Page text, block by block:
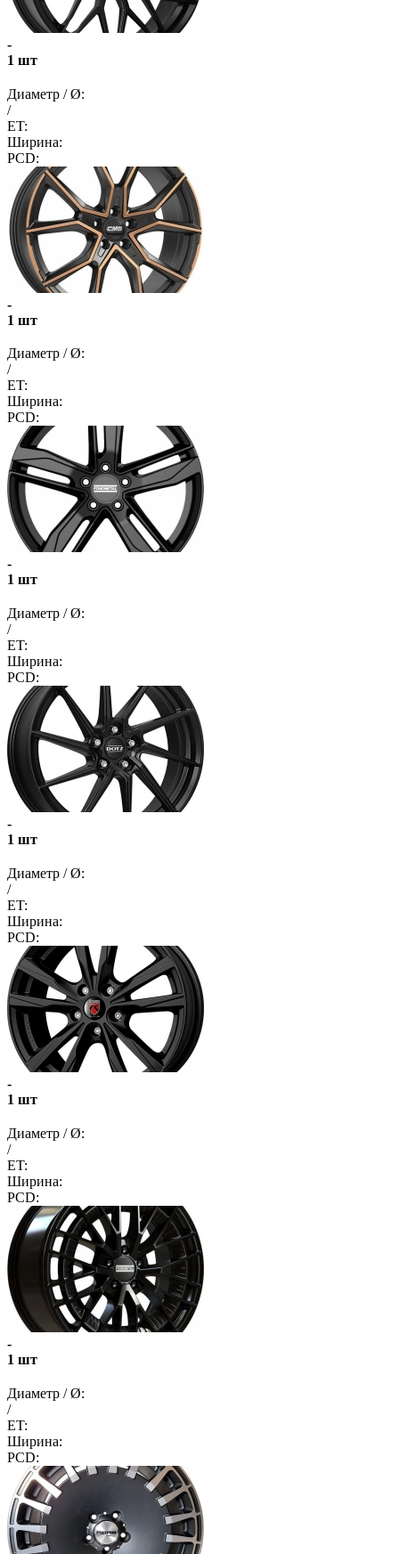
-
1 шт
Диаметр / Ø:
/
ET:
Ширина:
PCD:
-
1 шт
Диаметр / Ø:
/
ET:
Ширина:
PCD:
-
1 шт
Диаметр / Ø:
/
ET:
Ширина:
PCD:
-
1 шт
Диаметр / Ø:
/
ET:
Ширина:
PCD:
-
1 шт
Диаметр / Ø:
/
ET:
Ширина:
PCD:
-
1 шт
Диаметр / Ø:
/
ET:
Ширина:
PCD: